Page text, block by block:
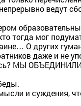
ведут
тогда мог
О других
даже и не
МЫ
и суждения,